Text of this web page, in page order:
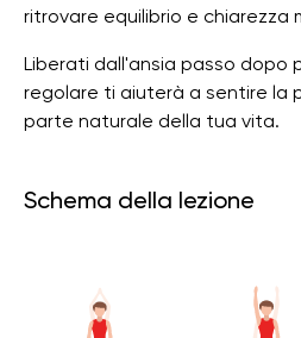
ritrovare equilibrio e chiarezza
Liberati dall'ansia passo dopo
regolare ti aiuterà a sentire la
parte naturale della tua vita.
Schema della lezione